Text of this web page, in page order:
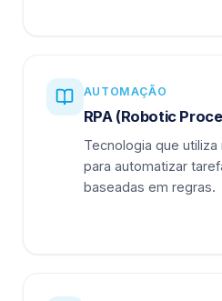
AUTOMAÇÃO
RPA (Robotic
Tecnologia que
para automatizar
baseadas em regras.